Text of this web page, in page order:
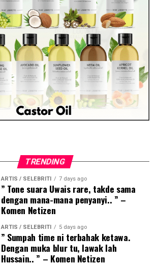
TRENDING
ARTIS / SELEBRITI 7 days ago
” Tone suara Uwais rare, takde sama
dengan mana-mana penyanyi.. ” –
Komen Netizen
ARTIS / SELEBRITI 5 days ago
” Sumpah time ni terbahak ketawa.
Dengan muka blur tu, lawak lah
Hussain.. ” – Komen Netizen